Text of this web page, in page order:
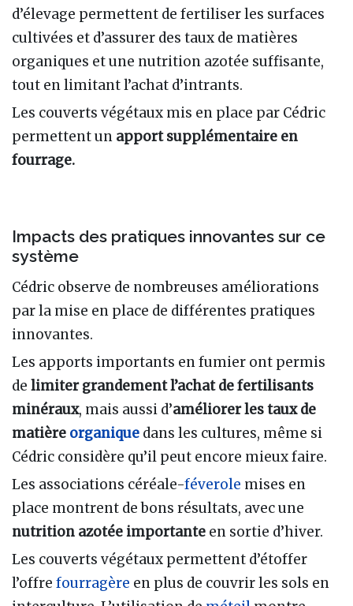
d’élevage permettent de fertiliser les surfaces
cultivées et d’assurer des taux de matières
organiques et une nutrition azotée suffisante,
tout en limitant l’achat d’intrants.
Les couverts végétaux mis en place par Cédric
permettent un apport supplémentaire en
fourrage.
Impacts des pratiques innovantes sur ce
système
Cédric observe de nombreuses améliorations
par la mise en place de différentes pratiques
innovantes.
Les apports importants en fumier ont permis
de limiter grandement l’achat de fertilisants
minéraux, mais aussi d’améliorer les taux de
matière organique dans les cultures, même si
Cédric considère qu’il peut encore mieux faire.
Les associations céréale-féverole mises en
place montrent de bons résultats, avec une
nutrition azotée importante en sortie d’hiver.
Les couverts végétaux permettent d’étoffer
l’offre fourragère en plus de couvrir les sols en